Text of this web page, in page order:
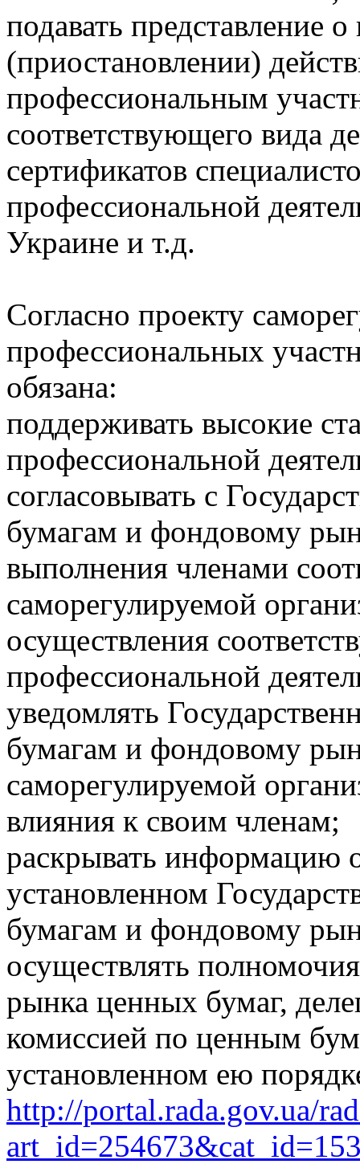
подавать представление
(приостановлении)
профессиональным
соответствующего вида
сертификатов
профессиональной
Украине и т.д.
Согласно проекту
профессиональных
обязана:
поддерживать высокие
профессиональной
согласовывать с
бумагам и фондовому
выполнения членами
саморегулируемой
осуществления
профессиональной
уведомлять
бумагам и фондовому
саморегулируемой
влияния к своим членам;
раскрывать информацию
установленном
бумагам и фондовому
осуществлять
рынка ценных бумаг,
комиссией по ценным
установленном ею
http://portal.rada.gov.ua/